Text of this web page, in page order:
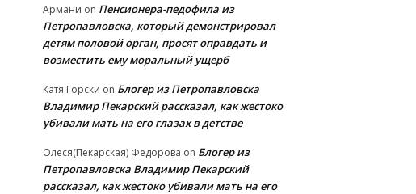
Армани on Пенсионера-педофила из
Петропавловска, который демонстрировал
детям половой орган, просят оправдать и
возместить ему моральный ущерб
Катя Горски on Блогер из Петропавловска
Владимир Пекарский рассказал, как жестоко
убивали мать на его глазах в детстве
Олеся(Пекарская) Федорова on Блогер из
Петропавловска Владимир Пекарский
рассказал, как жестоко убивали мать на его